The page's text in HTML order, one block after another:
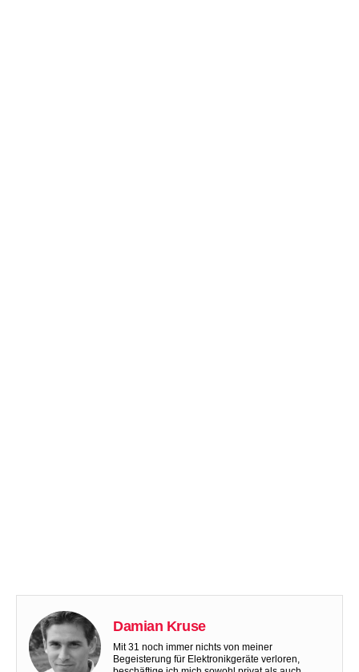
Damian Kruse
Mit 31 noch immer nichts von meiner
Begeisterung für Elektronikgeräte verloren,